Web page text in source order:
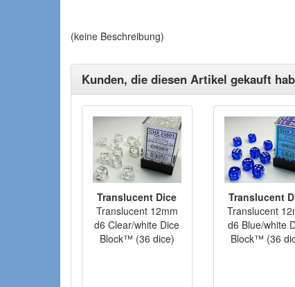
(keine Beschreibung)
Kunden, die diesen Artikel gekauft
Translucent Dice
Translucent 12mm
d6 Clear/white Dice
Block™ (36 dice)
Translucent
Translucent
d6 Blue/white
Block™ (36